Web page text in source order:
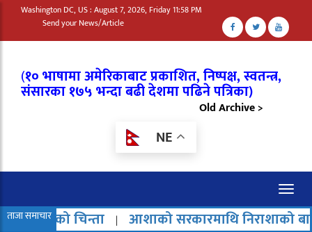
Washington DC, US : August 7, 2026, Friday 11:58 PM
Send your News/Article
(१० भाषामा अमेरिकाबाट प्रकाशित, निष्पक्ष, स्वतन्त्र,
संसारका १७५ भन्दा बढी देशमा पढिने पत्रिका)
Old Archive >
NE
ताजा समाचार
चिन्ता | आशाको सरकारमाथि निराशाको बादल |